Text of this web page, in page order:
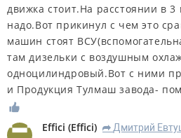
движка стоит.На расстоянии в 3
надо.Вот прикинул с чем это
машин стоят
там дизельки с воздушным
одноцилиндровый.Вот с ними
и Продукция Тулмаш завода-
Effici (Effici) R Дмитрий